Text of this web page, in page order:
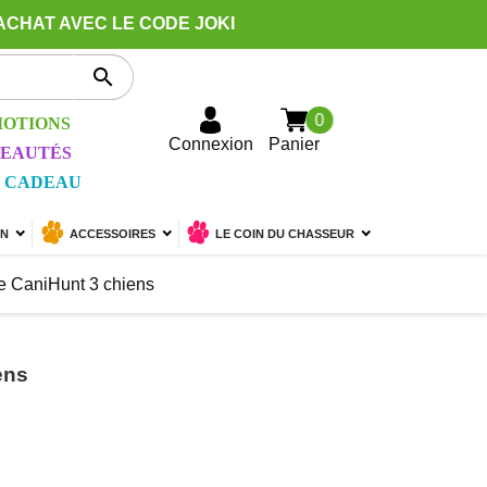
AVEC LE CODE JOKI

CADEAU
Connexion Panier
0
ACCESSOIRES LE COIN DU CHASSEUR
CaniHunt 3 chiens